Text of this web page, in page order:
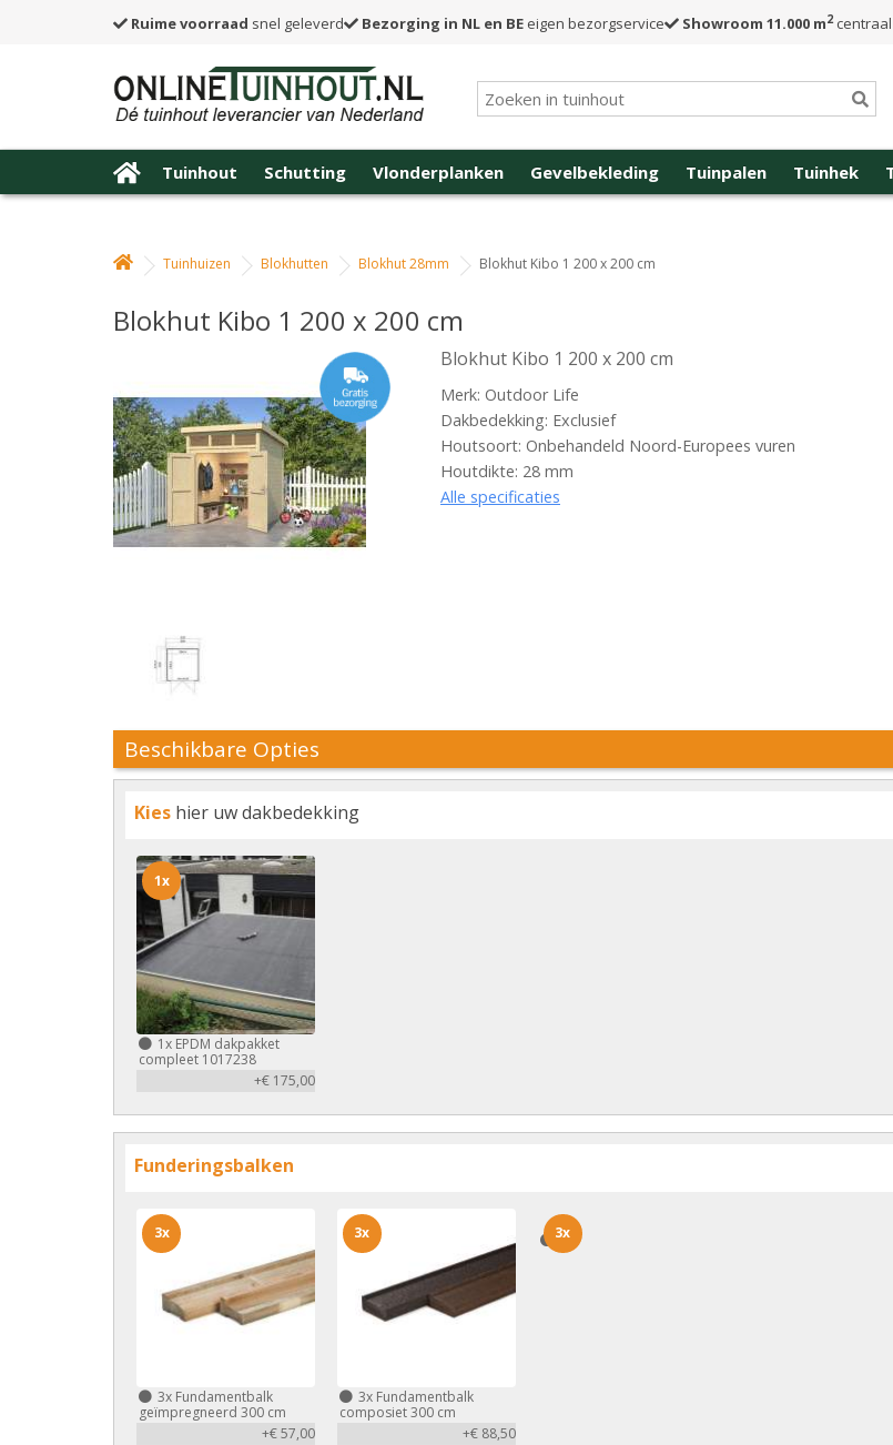
Ruime voorraad snel geleverd Bezorging in NL en BE eigen bezorgservice Showroom 11.000 m2
Tuinhout Schutting Vlonderplanken Gevelbekleding Tuinpalen Tuinhek
Tuinhuizen Blokhutten Blokhut 28mm Blokhut Kibo 1 200 x 200 cm
Blokhut Kibo 1 200 x 200 cm
Blokhut Kibo 1 200 x 200 cm
Merk: Outdoor Life
Dakbedekking: Exclusief
Houtsoort: Onbehandeld Noord-Europees vuren
Houtdikte: 28 mm
Alle specificaties
Beschikbare Opties
Kies hier uw dakbedekking
1x EPDM dakpakket
compleet 1017238
+€ 175,00
1x
Funderingsbalken
3x Fundamentbalk
geïmpregneerd 300 cm
+€ 57,00
3x
3xFundamentbalk
composiet 300 cm
+€ 88,50
3x 3x
3x